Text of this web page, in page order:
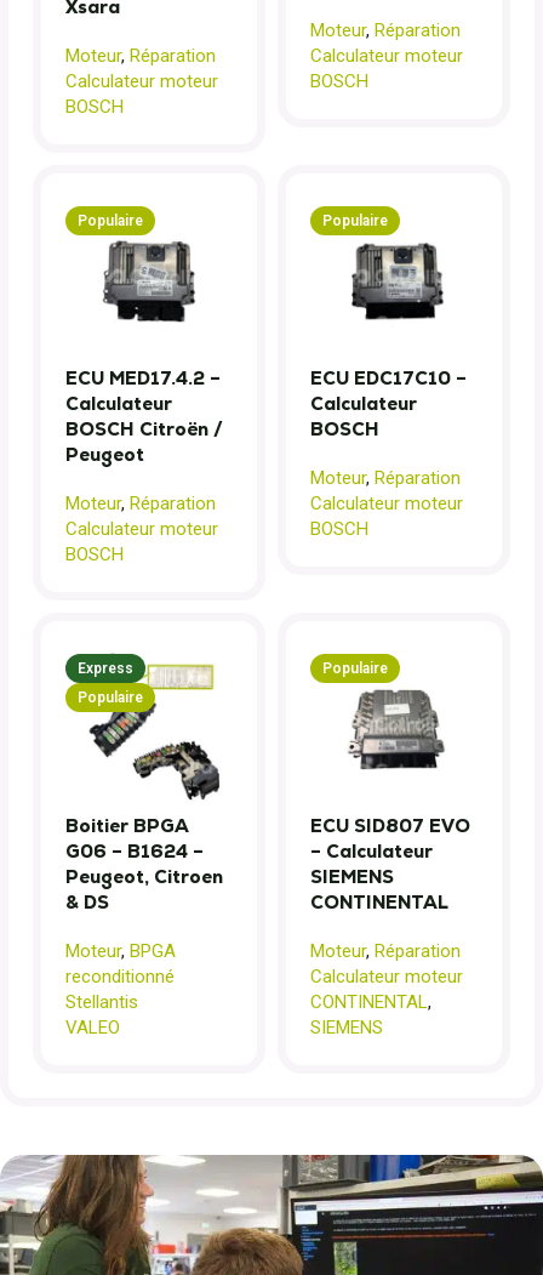
Xsara
Moteur, Réparation
Calculateur moteur
BOSCH
Moteur, Réparation
Calculateur moteur
BOSCH
Populaire
ECU MED17.4.2 –
Calculateur
BOSCH Citroën /
Peugeot
Moteur, Réparation
Calculateur moteur
BOSCH
Populaire
ECU EDC17C10 –
Calculateur
BOSCH
Moteur, Réparation
Calculateur moteur
BOSCH
Express
Populaire
Boitier BPGA
G06 – B1624 –
Peugeot, Citroen
& DS
Moteur, BPGA
reconditionné
Stellantis
VALEO
Populaire
ECU SID807 EVO
– Calculateur
SIEMENS
CONTINENTAL
Moteur, Réparation
Calculateur moteur
CONTINENTAL,
SIEMENS